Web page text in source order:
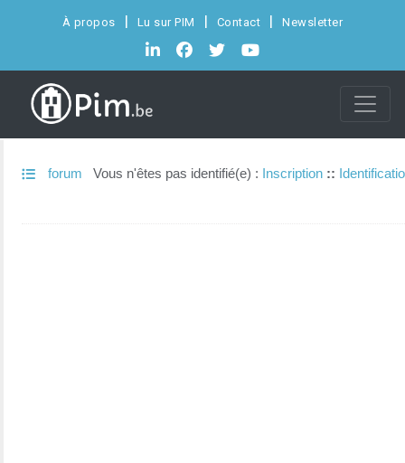
À propos Lu sur PIM Contact Newsletter
forum Vous n'êtes pas identifié(e) : Inscription ::